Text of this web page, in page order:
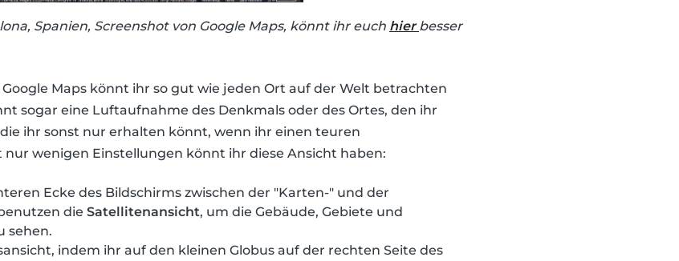
Spanien, Screenshot von Google Maps, könnt ihr euch hierbesser
Maps könnt ihr so gut wie jeden Ort auf der Welt betrachten
sogar eine Luftaufnahme des Denkmals oder des Ortes, den ihr
ihr sonst nur erhalten könnt, wenn ihr einen teuren
wenigen Einstellungen könnt ihr diese Ansicht haben:
Ecke des Bildschirms zwischen der "Karten-" und der
die Satellitenansicht, um die Gebäude, Gebiete und
sehen.
indem ihr auf den kleinen Globus auf der rechten Seite des